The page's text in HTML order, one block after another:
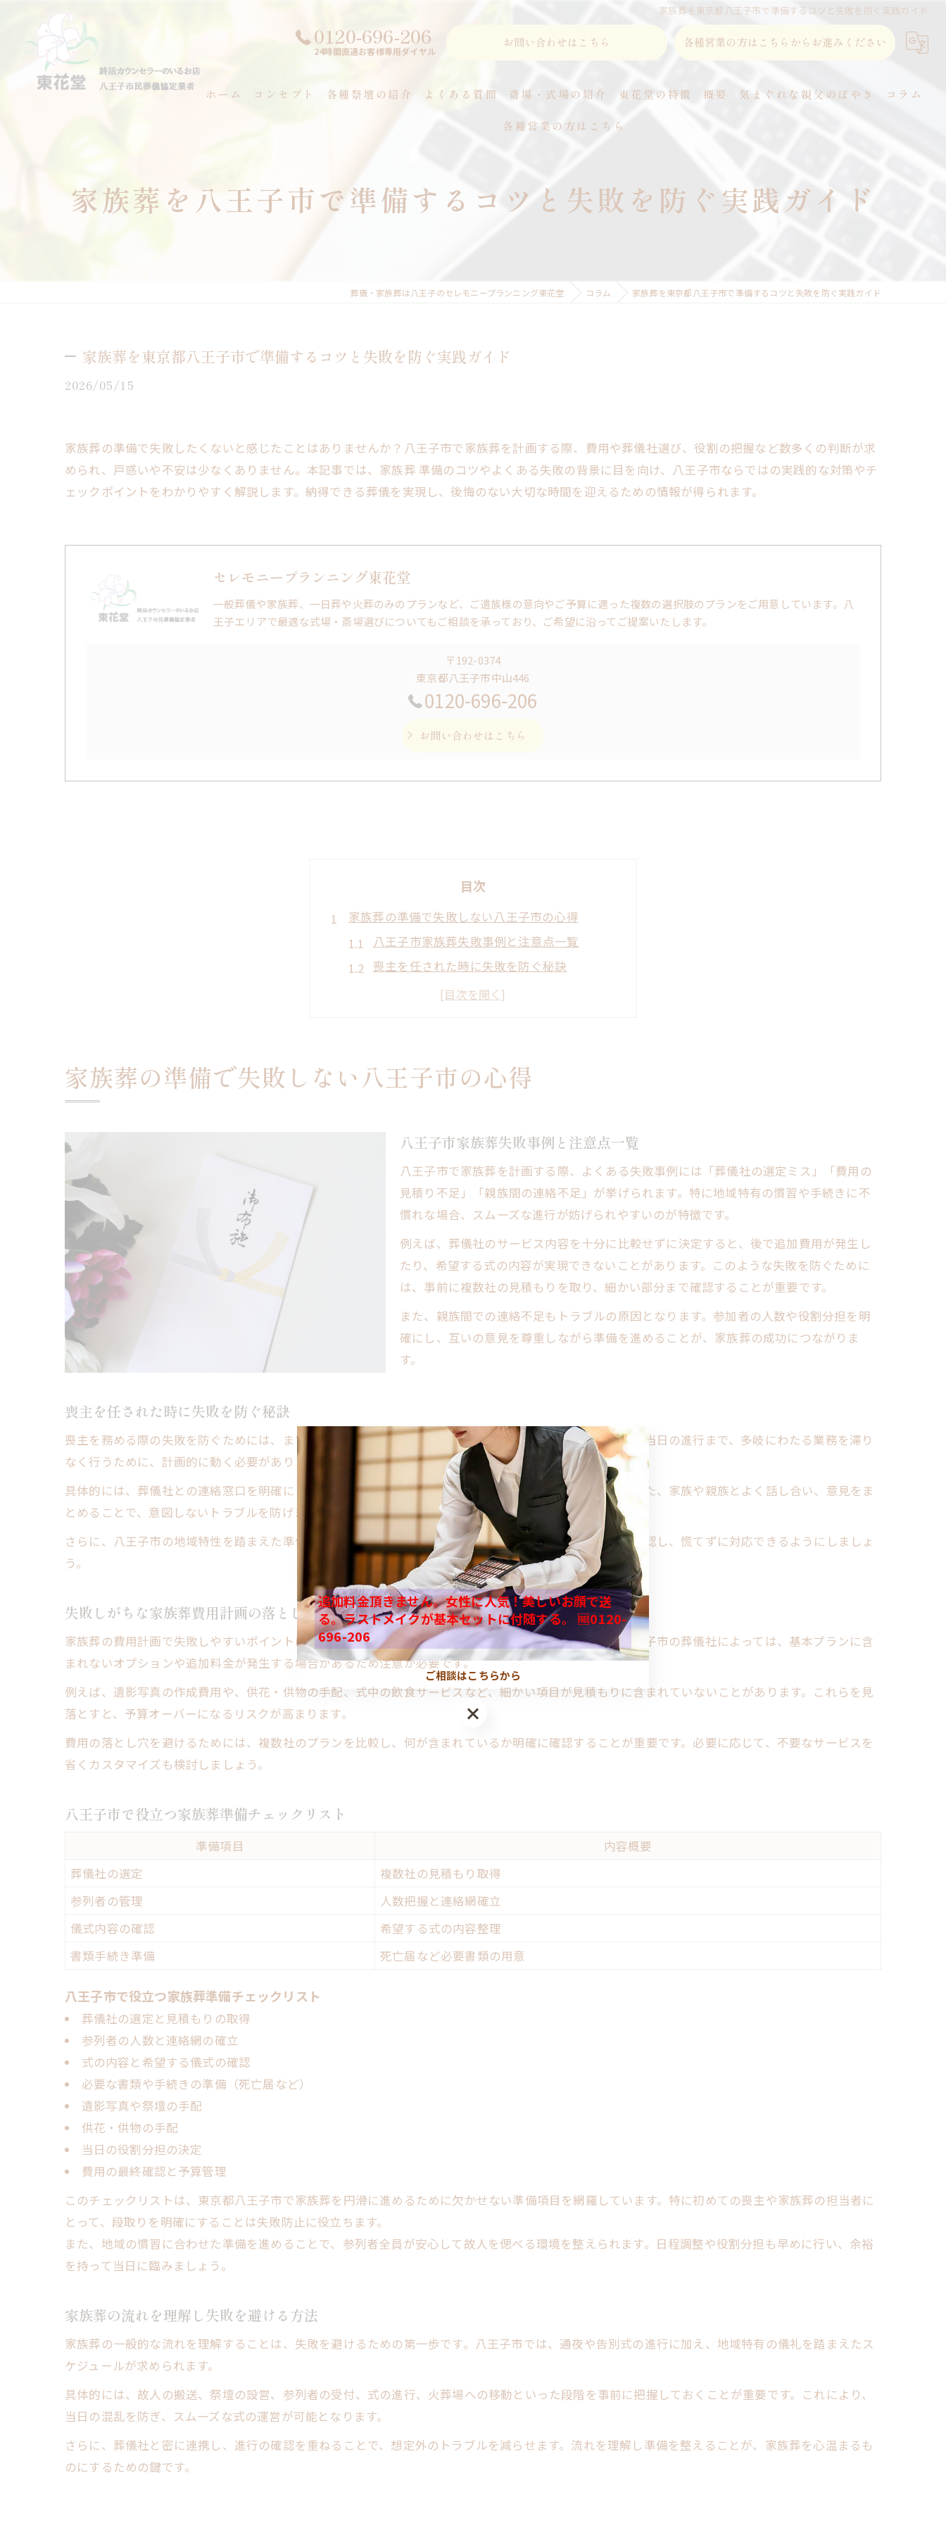
家族葬を東京都八王子市で準備するコツと失敗を防ぐ実践ガイド
0120-696-206
24時間直通お客様専用ダイヤル
お問い合わせはこちら 各種営業の方はこちらからお進みください
ホーム コンセプト 各種祭壇の紹介 よくある質問 斎場・式場の紹介 東花堂の特徴
事前相談
概要 気まぐれな親父のぼやき コラム
各種営業の方はこちら
家族葬を八王子市で準備するコツと失敗を防ぐ実践ガイド
葬儀・家族葬は八王子のセレモニープランニング東花堂 コラム 家族葬を東京都八王子市で準備するコツと失敗を防ぐ実践ガイド
家族葬を東京都八王子市で準備するコツと失敗を防ぐ実践ガイド
2026/05/15
家族葬の準備で失敗したくないと感じたことはありませんか？八王子市で家族葬を計画する際、費用や葬儀社選び、役割の把握など数多くの判断が求
められ、戸惑いや不安は少なくありません。本記事では、家族葬 準備のコツやよくある失敗の背景に目を向け、八王子市ならではの実践的な対策やチ
ェックポイントをわかりやすく解説します。納得できる葬儀を実現し、後悔のない大切な時間を迎えるための情報が得られます。
セレモニープランニング東花堂
一般葬儀や家族葬、一日葬や火葬のみのプランなど、ご遺族様の意向やご予算に適った複数の選択肢のプランをご用意しています。八
王子エリアで最適な式場・斎場選びについてもご相談を承っており、ご希望に沿ってご提案いたします。
〒192-0374
東京都八王子市中山446
0120-696-206
お問い合わせはこちら
目次
家族葬の準備で失敗しない八王子市の心得
八王子市家族葬失敗事例と注意点一覧
喪主を任された時に失敗を防ぐ秘訣
失敗しがちな家族葬費用計画の落とし穴
後悔しないための家族葬準備テクニック
八王子市で家族葬失敗を防ぐ費用比較表
失敗例から学ぶ家族葬準備のポイント
公的補助金を活用した家族葬費用節約術
家族葬でよくある失敗とその対策法
八王子市における家族葬失敗例と対策法
八王子家族葬失敗例とその解決策まとめ
失敗事例から学ぶ家族葬の注意点
家族葬で起こりやすい手配ミスを防ぐ方法
八王子市の家族葬で後悔しない選択ポイント
費用面で失敗しないための見積もり確認術
もしもの時に備える八王子家族葬のポイント
家族葬10人規模での費用失敗例と対策
備えて安心！家族葬失敗防止のチェック項目
失敗しやすいタイミングでの準備注意点
家族葬が安心して進む八王子市の準備術
八王子市で安心できる家族葬準備の流れ
失敗しないための家族葬役割分担表
家族葬準備で不安を解消する実践アドバイス
家族葬の進行で失敗しない段取り術
八王子家族葬でよくある失敗を避ける工夫
よくある家族葬失敗を防ぐ秘訣を大公開
家族葬失敗防止のための費用比較一覧
八王子市で選ばれる家族葬の準備術
後悔しない家族葬のための事前準備法
家族葬の準備で失敗しない八王子市の心得
八王子市家族葬失敗事例と注意点一覧
八王子市で家族葬を計画する際、よくある失敗事例には「葬儀社の選定ミス」「費用の
見積り不足」「親族間の連絡不足」が挙げられます。特に地域特有の慣習や手続きに不
慣れな場合、スムーズな進行が妨げられやすいのが特徴です。
例えば、葬儀社のサービス内容を十分に比較せずに決定すると、後で追加費用が発生し
たり、希望する式の内容が実現できないことがあります。このような失敗を防ぐために
は、事前に複数社の見積もりを取り、細かい部分まで確認することが重要です。
また、親族間での連絡不足もトラブルの原因となります。参加者の人数や役割分担を明
確にし、互いの意見を尊重しながら準備を進めることが、家族葬の成功につながりま
す。
喪主を任された時に失敗を防ぐ秘訣
喪主を務める際の失敗を防ぐためには、まず役割と責任を正確に理解することが大切です。葬儀の準備から当日の進行まで、多岐にわたる業務を滞り
なく行うために、計画的に動く必要があります。
具体的には、葬儀社との連絡窓口を明確にし、疑問点は早めに相談することが失敗回避のポイントです。また、家族や親族とよく話し合い、意見をま
とめることで、意図しないトラブルを防げます。
さらに、八王子市の地域特性を踏まえた準備も重要です。地域の葬儀慣習や必要な手続きについて事前に確認し、慌てずに対応できるようにしましょ
う。
失敗しがちな家族葬費用計画の落とし穴
家族葬の費用計画で失敗しやすいポイントは、見積もりの内容を十分に理解せずに契約することです。八王子市の葬儀社によっては、基本プランに含
まれないオプションや追加料金が発生する場合があるため注意が必要です。
例えば、遺影写真の作成費用や、供花・供物の手配、式中の飲食サービスなど、細かい項目が見積もりに含まれていないことがあります。これらを見
落とすと、予算オーバーになるリスクが高まります。
費用の落とし穴を避けるためには、複数社のプランを比較し、何が含まれているか明確に確認することが重要です。必要に応じて、不要なサービスを
省くカスタマイズも検討しましょう。
八王子市で役立つ家族葬準備チェックリスト
準備項目
内容概要
葬儀社の選定
複数社の見積もり取得
参列者の管理
人数把握と連絡網確立
儀式内容の確認
希望する式の内容整理
書類手続き準備
死亡届など必要書類の用意
八王子市で役立つ家族葬準備チェックリスト
葬儀社の選定と見積もりの取得
参列者の人数と連絡網の確立
式の内容と希望する儀式の確認
必要な書類や手続きの準備（死亡届など）
遺影写真や祭壇の手配
供花・供物の手配
当日の役割分担の決定
費用の最終確認と予算管理
このチェックリストは、東京都八王子市で家族葬を円滑に進めるために欠かせない準備項目を網羅しています。特に初めての喪主や家族葬の担当者に
とって、段取りを明確にすることは失敗防止に役立ちます。
また、地域の慣習に合わせた準備を進めることで、参列者全員が安心して故人を偲べる環境を整えられます。日程調整や役割分担も早めに行い、余裕
を持って当日に臨みましょう。
家族葬の流れを理解し失敗を避ける方法
家族葬の一般的な流れを理解することは、失敗を避けるための第一歩です。八王子市では、通夜や告別式の進行に加え、地域特有の儀礼を踏まえたス
ケジュールが求められます。
具体的には、故人の搬送、祭壇の設営、参列者の受付、式の進行、火葬場への移動といった段階を事前に把握しておくことが重要です。これにより、
当日の混乱を防ぎ、スムーズな式の運営が可能となります。
さらに、葬儀社と密に連携し、進行の確認を重ねることで、想定外のトラブルを減らせます。流れを理解し準備を整えることが、家族葬を心温まるも
のにするための鍵です。
追加料金頂きません。女性に人気！美しいお顔で送
る。ラストメイクが基本セットに付随する。 🆓0120-
696-206
ご相談はこちらから